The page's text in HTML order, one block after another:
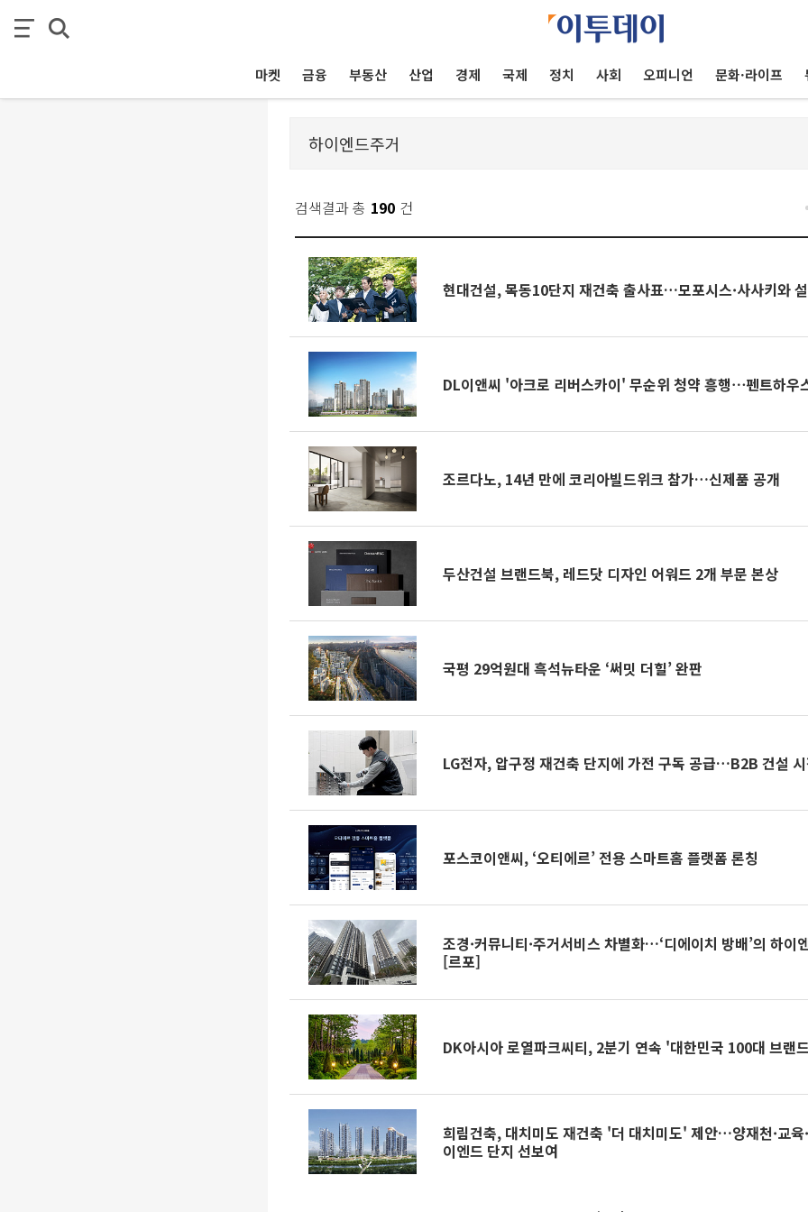
마켓 금융 부동산 산업 경제 국제 정치 사회 오피니언 문화·라이프
검색결과 총 190 건
현대건설, 목동10단지 재건축 출사표…모포시스·사사키와
DL이앤씨 '아크로 리버스카이' 무순위 청약 흥행⋯펜트하우
조르다노, 14년 만에 코리아빌드위크 참가…신제품 공개
두산건설 브랜드북, 레드닷 디자인 어워드 2개 부문 본상
국평 29억원대 흑석뉴타운 ‘써밋 더힐’ 완판
LG전자, 압구정 재건축 단지에 가전 구독 공급…B2B 건설
포스코이앤씨, ‘오티에르’ 전용 스마트홈 플랫폼 론칭
조경·커뮤니티·주거서비스 차별화…‘디에이치 방배’의 하이
[르포]
DK아시아 로열파크씨티, 2분기 연속 '대한민국 100대 브랜
희림건축, 대치미도 재건축 '더 대치미도' 제안…양재천·교육
이엔드 단지 선보여